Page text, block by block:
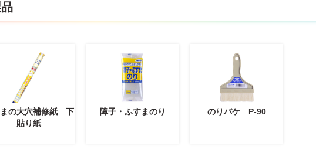
の大穴補修紙 下
貼り紙
障子・ふすまのり のりバケ P-90